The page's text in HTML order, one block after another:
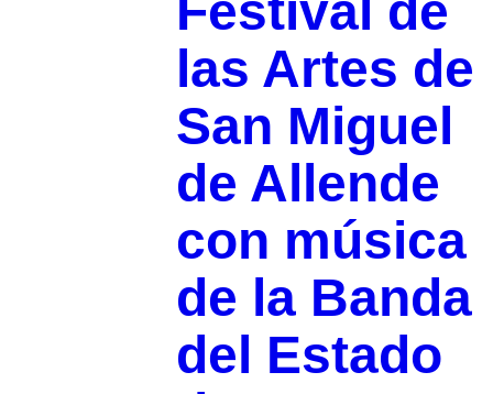
las Artes de
San Miguel
de Allende
con música
de la Banda
del Estado